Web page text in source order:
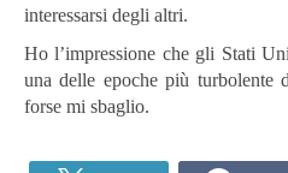
interessarsi degli altri.
Ho l’impressione che gli Stati
una delle epoche più turbolente
forse mi sbaglio.